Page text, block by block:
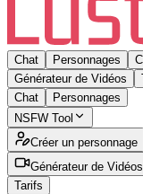
Chat Personnages
Générateur de Vidéos
Chat
Personnages
NSFW Tool
Créer un personnage
Générateur de Vidéos
Tarifs